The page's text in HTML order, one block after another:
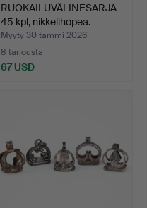
RUOKAILUVÄLINESARJA
45 kpl, nikkelihopea.
Myyty 30 tammi 2026
8 tarjousta
67 USD